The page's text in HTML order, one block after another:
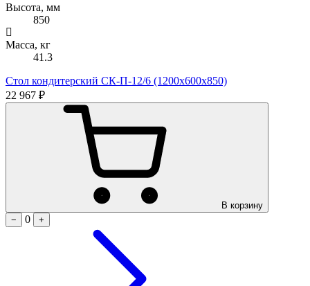
Высота, мм
850
Масса, кг
41.3
Стол кондитерский СК-П-12/6 (1200х600х850)
22 967 ₽
В корзину
−
0 +